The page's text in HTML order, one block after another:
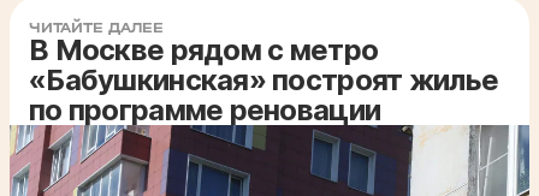
ЧИТАЙТЕ ДАЛЕЕ
В Москве рядом с метро
«Бабушкинская» построят жилье
по программе реновации